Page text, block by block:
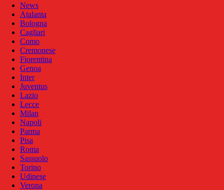
News
Atalanta
Bologna
Cagliari
Como
Cremonese
Fiorentina
Genoa
Inter
Juventus
Lazio
Lecce
Milan
Napoli
Parma
Pisa
Roma
Sassuolo
Torino
Udinese
Verona